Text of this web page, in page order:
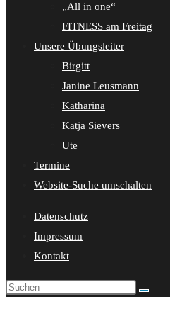
„All in one“
FITNESS am Freitag
Unsere Übungsleiter
Birgitt
Janine Leusmann
Katharina
Katja Sievers
Ute
Termine
Website-Suche umschalten
Datenschutz
Impressum
Kontakt